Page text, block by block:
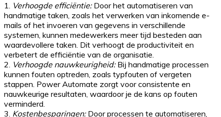
1. Verhoogde efficiëntie:Door het automatiseren van
handmatige taken, zoals het verwerken van inkomende e-
mails of het invoeren van gegevens in verschillende
systemen, kunnen medewerkers meer tijd besteden aan
waardevollere taken. Dit verhoogt de productiviteit en
verbetert de efficiëntie van de organisatie.
2. Verhoogde nauwkeurigheid:Bij handmatige processen
kunnen fouten optreden, zoals typfouten of vergeten
stappen. Power Automate zorgt voor consistente en
nauwkeurige resultaten, waardoor je de kans op fouten
verminderd.
3. Kostenbesparingen:Door processen te automatiseren,